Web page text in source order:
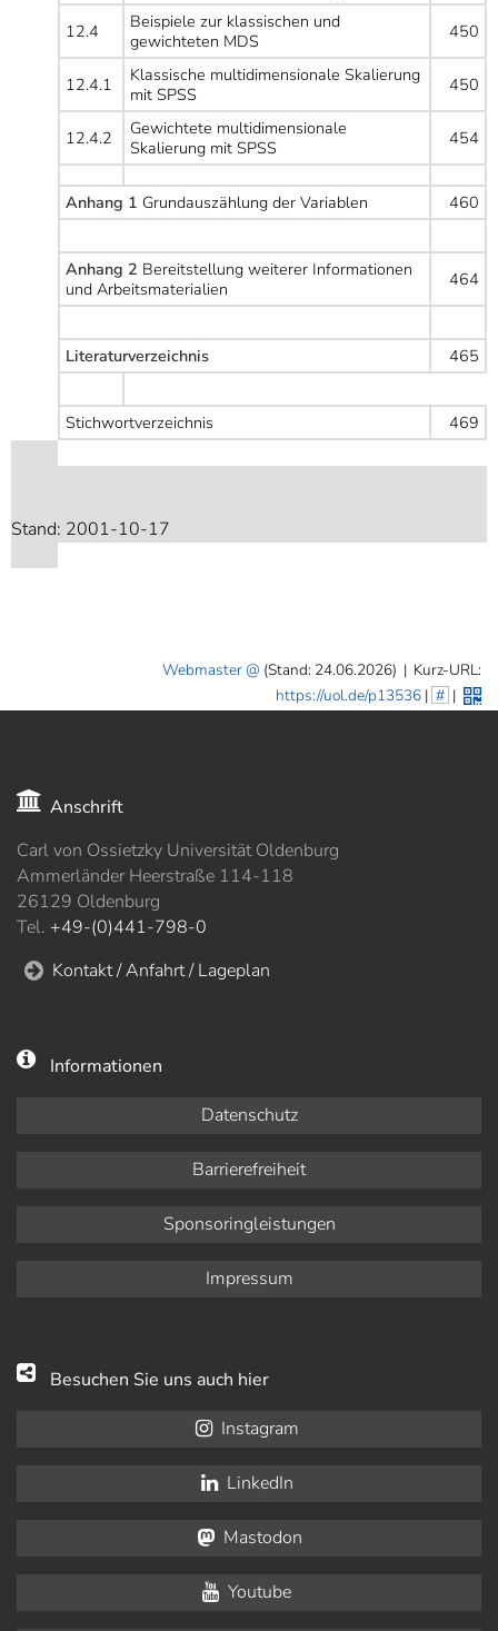
12.4
Beispiele zur klassischen und
gewichteten MDS
450
12.4.1
Klassische multidimensionale Skalierung
mit SPSS
450
12.4.2
Gewichtete multidimensionale
Skalierung mit SPSS
454
Anhang 1 Grundauszählung der Variablen 460
Anhang 2 Bereitstellung weiterer Informationen
und Arbeitsmaterialien
464
Literaturverzeichnis 465
Stichwortverzeichnis 469
Stand: 2001-10-17
Webmaster (Stand: 24.06.2026) | Kurz-URL:
https://uol.de/p13536| # |
Anschrift
Carl von Ossietzky Universität Oldenburg
Ammerländer Heerstraße 114-118
26129 Oldenburg
Tel. +49-(0)441-798-0
Kontakt / Anfahrt / Lageplan
Informationen
Datenschutz
Barrierefreiheit
Sponsoringleistungen
Impressum
Besuchen Sie uns auch hier
Instagram
LinkedIn
Mastodon
Youtube